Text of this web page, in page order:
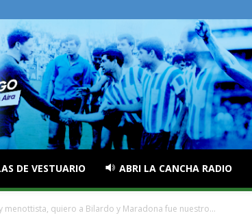
DE VESTUARIO ABRI LA CANCHA RADIO
menottista, quiero a Bilardo y Maradona fue nuestro...